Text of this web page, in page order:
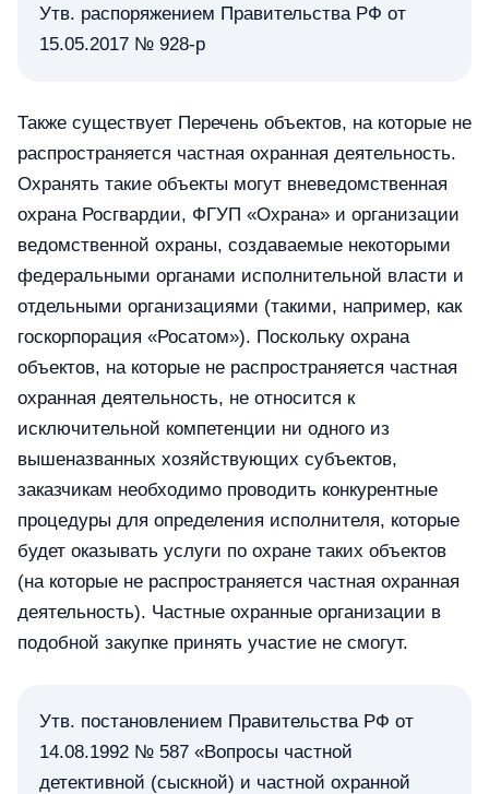
Утв. распоряжением Правительства РФ от
15.05.2017 № 928-р
Также существует Перечень объектов, на которые не
распространяется частная охранная деятельность.
Охранять такие объекты могут вневедомственная
охрана Росгвардии, ФГУП «Охрана» и организации
ведомственной охраны, создаваемые некоторыми
федеральными органами исполнительной власти и
отдельными организациями (такими, например, как
госкорпорация «Росатом»). Поскольку охрана
объектов, на которые не распространяется частная
охранная деятельность, не относится к
исключительной компетенции ни одного из
вышеназванных хозяйствующих субъектов,
заказчикам необходимо проводить конкурентные
процедуры для определения исполнителя, которые
будет оказывать услуги по охране таких объектов
(на которые не распространяется частная охранная
деятельность). Частные охранные организации в
подобной закупке принять участие не смогут.
Утв. постановлением Правительства РФ от
14.08.1992 № 587 «Вопросы частной
детективной (сыскной) и частной охранной